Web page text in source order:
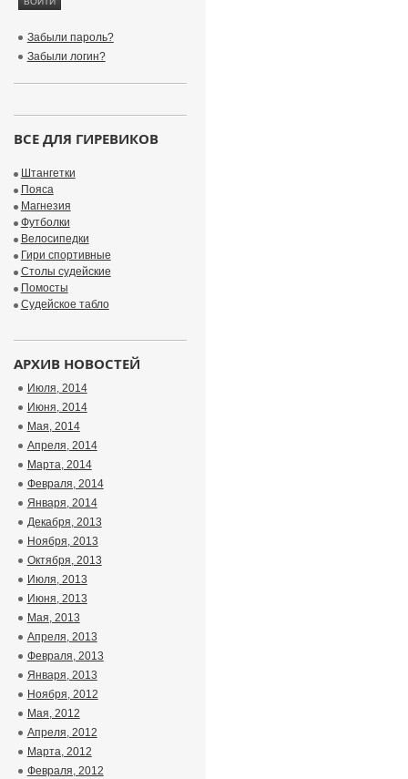
Забыли пароль?
Забыли логин?
ВСЕ ДЛЯ ГИРЕВИКОВ
Штангетки
Пояса
Магнезия
Футболки
Велосипедки
Гири спортивные
Столы судейские
Помосты
Судейское табло
АРХИВ НОВОСТЕЙ
Июля, 2014
Июня, 2014
Мая, 2014
Апреля, 2014
Марта, 2014
Февраля, 2014
Января, 2014
Декабря, 2013
Ноября, 2013
Октября, 2013
Июля, 2013
Июня, 2013
Мая, 2013
Апреля, 2013
Февраля, 2013
Января, 2013
Ноября, 2012
Мая, 2012
Апреля, 2012
Марта, 2012
Февраля, 2012